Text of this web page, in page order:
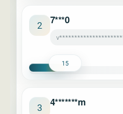
2 7***0
15
3 4*******m